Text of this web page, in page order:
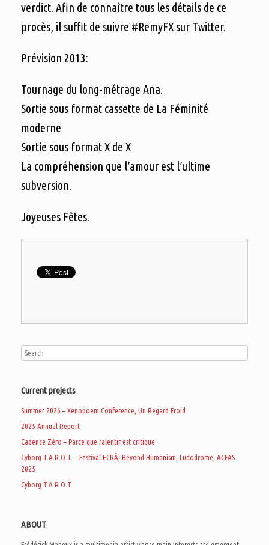
verdict. Afin de connaître tous les détails de ce
procès, il suffit de suivre #RemyFX sur Twitter.
Prévision 2013:
Tournage du long-métrage Ana.
Sortie sous format cassette de La Féminité
moderne
Sortie sous format X de X
La compréhension que l’amour est l’ultime
subversion.
Joyeuses Fêtes.
Current projects
Summer 2026 – Xenopoem Conference, Un Regard Froid
2025 Annual Report
Cadence Zéro – Parce que ralentir est critique
Cyborg T.A.R.O.T. – Festival ECRÃ, Beyond Humanism, Ludodrome, ACFAS
2025
Cyborg T.A.R.O.T.
ABOUT